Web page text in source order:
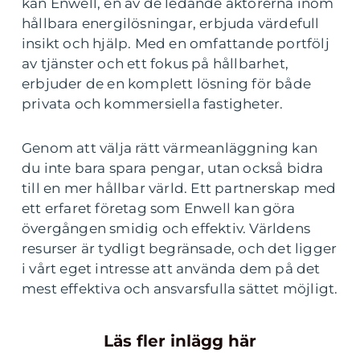
kan Enwell, en av de ledande aktörerna inom
hållbara energilösningar, erbjuda värdefull
insikt och hjälp. Med en omfattande portfölj
av tjänster och ett fokus på hållbarhet,
erbjuder de en komplett lösning för både
privata och kommersiella fastigheter.
Genom att välja rätt värmeanläggning kan
du inte bara spara pengar, utan också bidra
till en mer hållbar värld. Ett partnerskap med
ett erfaret företag som Enwell kan göra
övergången smidig och effektiv. Världens
resurser är tydligt begränsade, och det ligger
i vårt eget intresse att använda dem på det
mest effektiva och ansvarsfulla sättet möjligt.
Läs fler inlägg här